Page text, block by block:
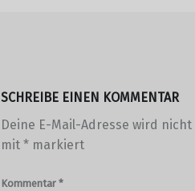
SCHREIBE EINEN KOMMENTAR
Deine E-Mail-Adresse wird
mit *markiert
Kommentar *